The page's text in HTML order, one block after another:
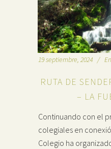
19 septiembre, 2024 En
RUTA DE
– LA
Continuando con el
colegiales en
Colegio ha